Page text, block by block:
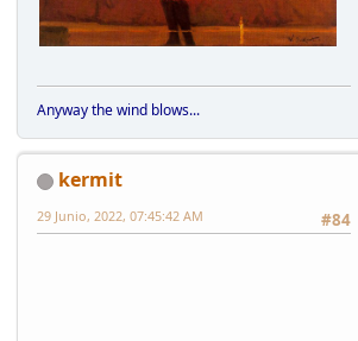
Anyway the wind blows...
kermit
#84
29 Junio, 2022, 07:45:42 AM